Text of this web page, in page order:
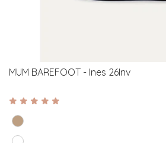
MUM BAREFOOT - Ines 26Inv